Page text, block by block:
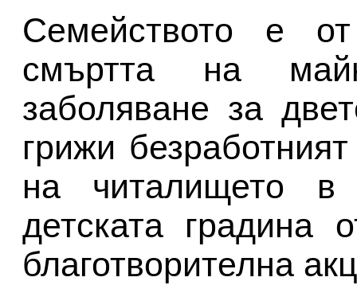
Семейството е
смъртта на
заболяване за
грижи
на читалището
детската градина
благотворителна